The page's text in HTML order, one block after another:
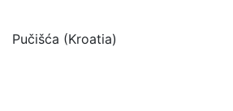
Pučišća (Kroatia)